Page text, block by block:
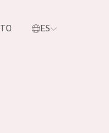
ES